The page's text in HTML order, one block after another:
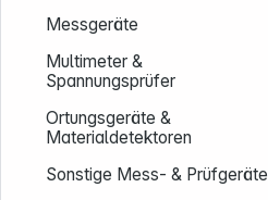
Messgeräte
Multimeter &
Spannungsprüfer
Ortungsgeräte &
Materialdetektoren
Sonstige Mess- & Prüfgeräte